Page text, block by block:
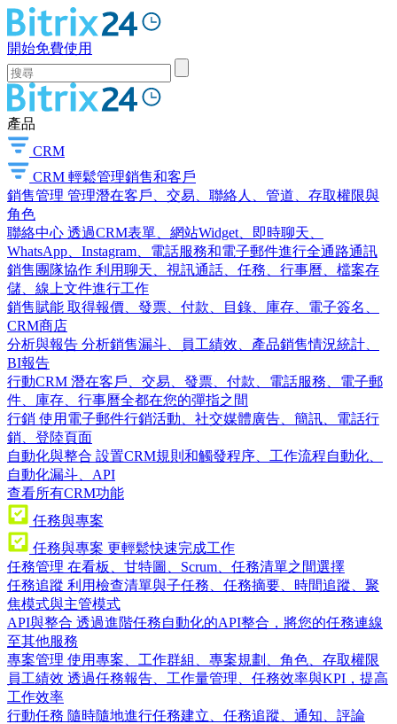
開始免費使用
產品
CRM
CRM 輕鬆管理銷售和客戶
銷售管理 管理潛在客戶、交易、聯絡人、管道、存取權限與
角色
聯絡中心 透過CRM表單、網站Widget、即時聊天、
WhatsApp、Instagram、電話服務和電子郵件進行全通路通訊
銷售團隊協作 利用聊天、視訊通話、任務、行事曆、檔案存
儲、線上文件進行工作
銷售賦能 取得報價、發票、付款、目錄、庫存、電子簽名、
CRM商店
分析與報告 分析銷售漏斗、員工績效、產品銷售情況統計、
BI報告
行動CRM 潛在客戶、交易、發票、付款、電話服務、電子郵
件、庫存、行事曆全都在您的彈指之間
行銷 使用電子郵件行銷活動、社交媒體廣告、簡訊、電話行
銷、登陸頁面
自動化與整合 設置CRM規則和觸發程序、工作流程自動化、
自動化漏斗、API
查看所有CRM功能
任務與專案
任務與專案 更輕鬆快速完成工作
任務管理 在看板、甘特圖、Scrum、任務清單之間選擇
任務追蹤 利用檢查清單與子任務、任務摘要、時間追蹤、聚
焦模式與主管模式
API與整合 透過進階任務自動化的API整合，將您的任務連線
至其他服務
專案管理 使用專案、工作群組、專案規劃、角色、存取權限
員工績效 透過任務報告、工作量管理、任務效率與KPI，提高
工作效率
行動任務 隨時隨地進行任務建立、任務追蹤、通知、評論